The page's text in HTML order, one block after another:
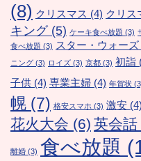
(8) クリスマス (4) クリス
キング(5) ケーキ食べ放題 (3)
食べ放題 (3) スター・ウォーズ
ニング (3) ロイズ (3) 京都 (3) 初詣
子供 (4) 専業主婦 (4) 年賀状
幌 (7) 格安スマホ (3) 激安 (4)
花火大会 (6) 英会話
離婚 (3) 食べ放題